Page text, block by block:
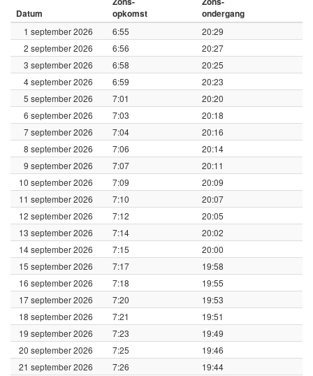
Datum
opkomst
ondergang
1 september 2026 6:55
20:29
2 september 2026
6:56
20:27
3 september 2026
6:58
20:25
4 september 2026
6:59
20:23
5 september 2026
7:01
20:20
6 september 2026
7:03
20:18
7 september 2026
7:04
20:16
8 september 2026
7:06
20:14
9 september 2026
7:07
20:11
10 september 2026
7:09
20:09
11 september 2026
7:10
20:07
12 september 2026
7:12
20:05
13 september 2026
7:14
20:02
14 september 2026
7:15
20:00
15 september 2026
7:17
19:58
16 september 2026
7:18
19:55
17 september 2026
7:20
19:53
18 september 2026
7:21
19:51
19 september 2026
7:23
19:49
20 september 2026
7:25
19:46
21 september 2026
7:26
19:44